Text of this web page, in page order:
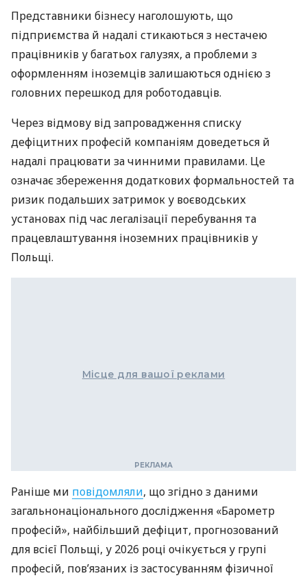
Представники бізнесу наголошують, що
підприємства й надалі стикаються з нестачею
працівників у багатьох галузях, а проблеми з
оформленням іноземців залишаються однією з
головних перешкод для роботодавців.
Через відмову від запровадження списку
дефіцитних професій компаніям доведеться й
надалі працювати за чинними правилами. Це
означає збереження додаткових формальностей та
ризик подальших затримок у воєводських
установах під час легалізації перебування та
працевлаштування іноземних працівників у
Польщі.
Місце для вашої реклами
Раніше ми повідомляли, що згідно з даними
загальнонаціонального дослідження «Барометр
професій», найбільший дефіцит, прогнозований
для всієї Польщі, у 2026 році очікується у групі
професій, пов’язаних із застосуванням фізичної